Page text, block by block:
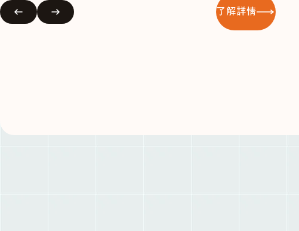
了解詳情
冬季公開賽頒獎典禮